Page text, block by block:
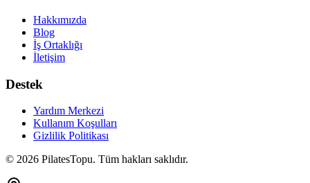
Hakkımızda
Blog
İş Ortaklığı
İletişim
Destek
Yardım Merkezi
Kullanım Koşulları
Gizlilik Politikası
© 2026 PilatesTopu. Tüm hakları saklıdır.